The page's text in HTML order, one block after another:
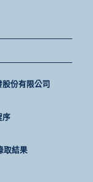
份有限公司
序
取結果